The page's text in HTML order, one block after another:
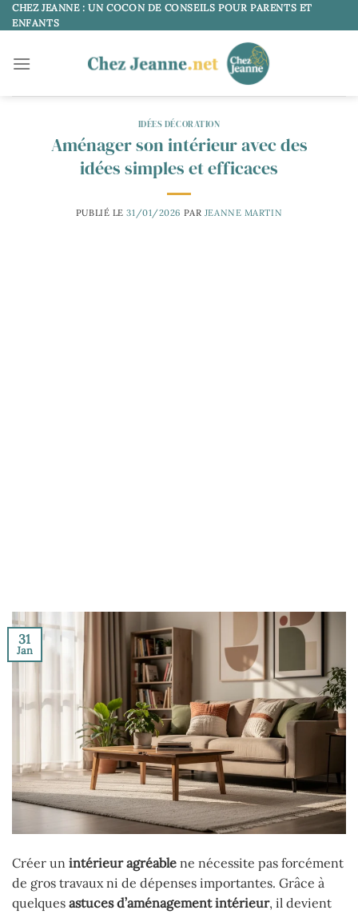
Passer
au
CHEZ JEANNE : UN COCON DE CONSEILS POUR PARENTS ET
ENFANTS
IDÉES DÉCORATION
Aménager son intérieur avec des
idées simples et efficaces
PUBLIÉ LE31/01/2026 PAR JEANNE MARTIN
31
Jan
Créer un intérieur agréable ne nécessite pas forcément
de gros travaux ni de dépenses importantes. Grâce à
quelques astuces d’aménagement intérieur, il devient